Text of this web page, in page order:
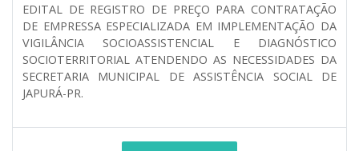
EDITAL DE REGISTRO DE PREÇO PARA CONTRATAÇÃO
DE EMPRESSA ESPECIALIZADA EM IMPLEMENTAÇÃO DA
VIGILÂNCIA SOCIOASSISTENCIAL E DIAGNÓSTICO
SOCIOTERRITORIAL ATENDENDO AS NECESSIDADES DA
SECRETARIA MUNICIPAL DE ASSISTÊNCIA SOCIAL DE
JAPURÁ-PR.